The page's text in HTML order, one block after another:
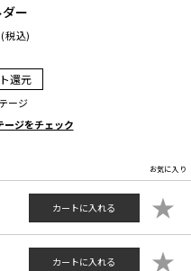
ー
(税込)
還元
ージ
ージをチェック
お気に入り
カートに入れる ★
カートに入れる ★